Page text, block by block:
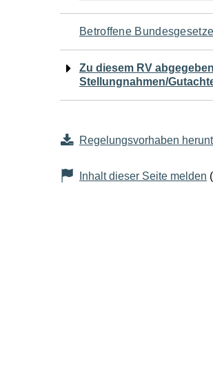
den
Seiteninhalt
Betroffene Bundesgesetze
Zu diesem RV
Stellungnahmen/
Regelungsvorhaben
Inhalt dieser Seite melden (